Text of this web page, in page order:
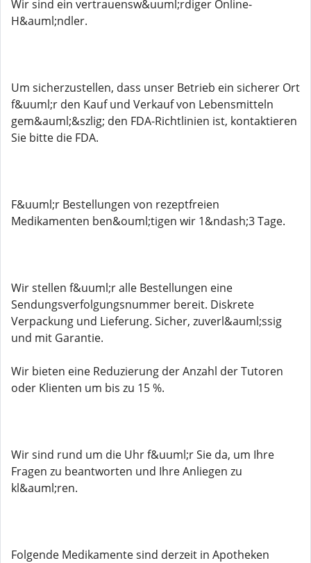
Wir sind ein vertrauensw&uuml;rdiger Online-
H&auml;ndler.
Um sicherzustellen, dass unser Betrieb ein sicherer Ort
f&uuml;r den Kauf und Verkauf von Lebensmitteln
gem&auml;&szlig; den FDA-Richtlinien ist, kontaktieren
Sie bitte die FDA.
F&uuml;r Bestellungen von rezeptfreien
Medikamenten ben&ouml;tigen wir 1&ndash;3 Tage.
Wir stellen f&uuml;r alle Bestellungen eine
Sendungsverfolgungsnummer bereit. Diskrete
Verpackung und Lieferung. Sicher, zuverl&auml;ssig
und mit Garantie.
Wir bieten eine Reduzierung der Anzahl der Tutoren
oder Klienten um bis zu 15 %.
Wir sind rund um die Uhr f&uuml;r Sie da, um Ihre
Fragen zu beantworten und Ihre Anliegen zu
kl&auml;ren.
Folgende Medikamente sind derzeit in Apotheken